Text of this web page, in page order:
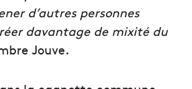
d’autres personnes
davantage de mixité du
Jouve.